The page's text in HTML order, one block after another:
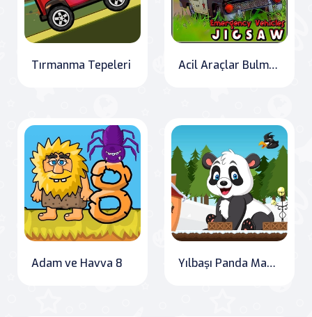
Tırmanma Tepeleri Acil Araçlar Bulmaca
Adam ve Havva 8 Yılbaşı Panda Macerası